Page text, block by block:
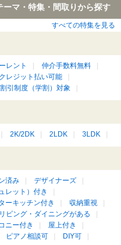
マ・特集・間取りから探す
すべての特集を見る
レント
仲介手数料無料
レジット払い可能
引制度（学割）対象
2K/2DK 2LDK 3LDK
済み
デザイナーズ
レット）付き
ーキッチン付き
収納重視
ビング・ダイニングがある
ニー付き
屋上付き
ピアノ相談可 DIY可